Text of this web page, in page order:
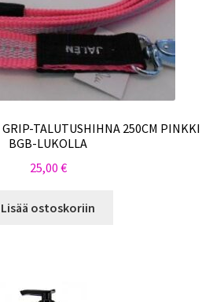
TALUTUSHIHNA 250CM PINKKI
BGB-LUKOLLA
25,00 €
Lisää ostoskoriin